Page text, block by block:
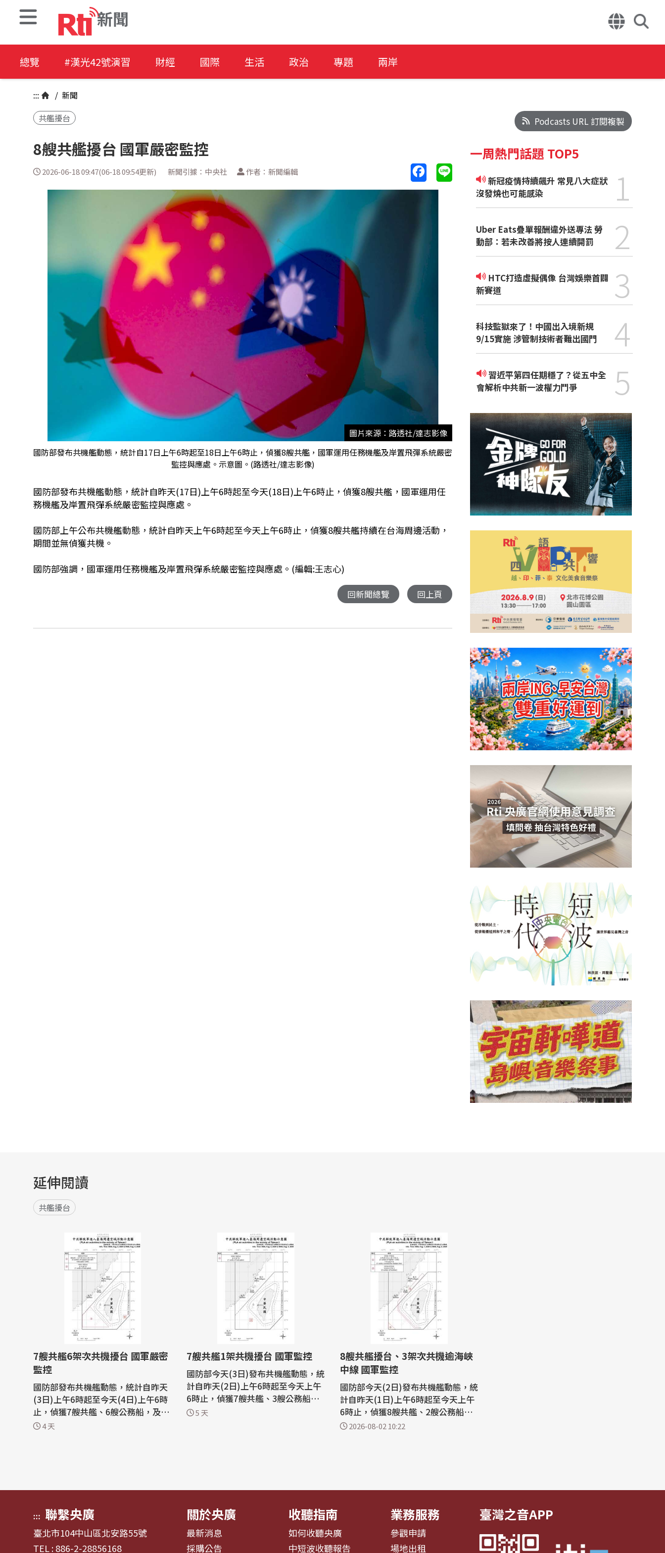
新聞
總覽 #漢光42號演習 財經 國際 生活 政治 專題 兩岸
::: / 新聞
共艦擾台
8艘共艦擾台 國軍嚴密監控
2026-06-18 09:47(06-18 09:54更新) 新聞引據：中央社 作者：新聞編輯
圖片來源：路透社/達志影像
國防部發布共機艦動態，統計自17日上午6時起至18日上午6時止，偵獲8艘共艦，國軍運用任務機艦及岸置飛彈系統嚴密
監控與應處。示意圖。(路透社/達志影像)
國防部發布共機艦動態，統計自昨天(17日)上午6時起至今天(18日)上午6時止，偵獲8艘共艦，國軍運用任
務機艦及岸置飛彈系統嚴密監控與應處。
國防部上午公布共機艦動態，統計自昨天上午6時起至今天上午6時止，偵獲8艘共艦持續在台海周邊活動，
期間並無偵獲共機。
國防部強調，國軍運用任務機艦及岸置飛彈系統嚴密監控與應處。(編輯:王志心)
回新聞總覽 回上頁
Podcasts URL 訂閱複製
一周熱門話題 TOP5
新冠疫情持續飆升 常見八大症狀
沒發燒也可能感染
1
Uber Eats疊單報酬違外送專法 勞
動部：若未改善將按人連續開罰
2
新賽道
3
科技監獄來了！中國出入境新規
9/15實施 涉管制技術者難出國門
4
習近平第四任期穩了？從五中全
會解析中共新一波權力鬥爭
5
延伸閱讀
共艦擾台
7艘共艦6架次共機擾台 國軍嚴密
監控
國防部發布共機艦動態，統計自昨天
(3日)上午6時起至今天(4日)上午6時
止，偵獲7艘共艦、6艘公務船，及6
架次共機侵擾西南及東部空域，國軍
4 天
7艘共艦1架共機擾台 國軍監控
國防部今天(3日)發布共機艦動態，統
計自昨天(2日)上午6時起至今天上午
6時止，偵獲7艘共艦、3艘公務船，
及1架共機侵擾西南空域，國軍運用
5 天
8艘共艦擾台、3架次共機逾海峽
中線 國軍監控
國防部今天(2日)發布共機艦動態，統
計自昨天(1日)上午6時起至今天上午
6時止，偵獲8艘共艦、2艘公務船，
及3架次共機逾越台海中線侵擾西南
2026-08-02 10:22
::: 聯繫央廣
臺北市104中山區北安路55號
TEL : 886-2-28856168
關於央廣
最新消息
採購公告
收聽指南
如何收聽央廣
中短波收聽報告
業務服務
參觀申請
場地出租
臺灣之音APP